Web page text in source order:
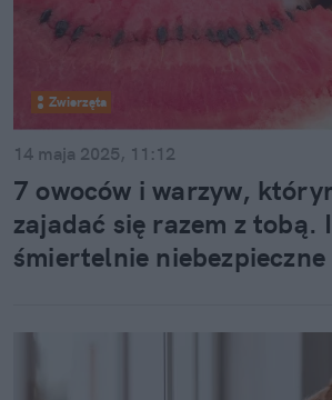
Zwierzęta
14 maja 2025, 11:12
7 owoców i warzyw,
zajadać się razem z tobą.
śmiertelnie niebezpieczne